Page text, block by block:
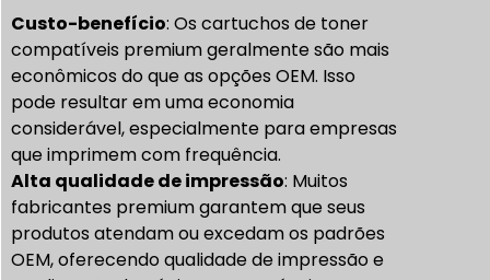
Custo-benefício: Os cartuchos de toner
compatíveis premium geralmente são mais
econômicos do que as opções OEM. Isso
pode resultar em uma economia
considerável, especialmente para empresas
que imprimem com frequência.
Alta qualidade de impressão: Muitos
fabricantes premium garantem que seus
produtos atendam ou excedam os padrões
OEM, oferecendo qualidade de impressão e